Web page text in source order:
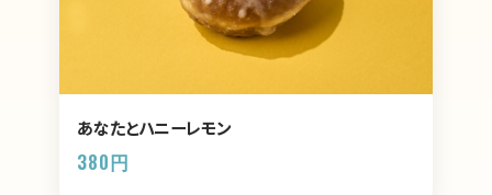
あなたとハニーレモン
380円